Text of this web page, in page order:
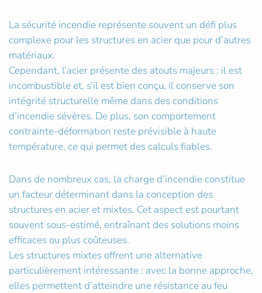
La sécurité incendie représente souvent un défi plus
complexe pour les structures en acier que pour d’autres
matériaux.
Cependant, l’acier présente des atouts majeurs : il est
incombustible et, s’il est bien conçu, il conserve son
intégrité structurelle même dans des conditions
d’incendie sévères. De plus, son comportement
contrainte-déformation reste prévisible à haute
température, ce qui permet des calculs fiables.
Dans de nombreux cas, la charge d’incendie constitue
un facteur déterminant dans la conception des
structures en acier et mixtes. Cet aspect est pourtant
souvent sous-estimé, entraînant des solutions moins
efficaces ou plus coûteuses.
Les structures mixtes offrent une alternative
particulièrement intéressante : avec la bonne approche,
elles permettent d’atteindre une résistance au feu